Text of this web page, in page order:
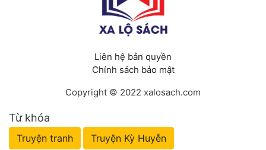
Liên hệ bản quyền
Chính sách bảo mật
Copyright © 2022 xalosach.com
Từ khóa
Truyện tranh Truyện Kỳ Huyễn